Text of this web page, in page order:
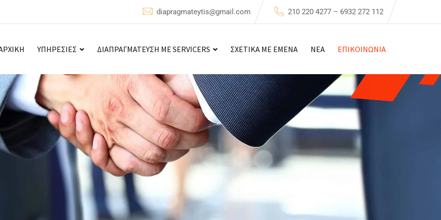
diapragmateytis@gmail.com 210 220 4277 – 6932 272 112
ΥΠΗΡΕΣΙΕΣ ΔΙΑΠΡΑΓΜΑΤΕΥΣΗ ΜΕ SERVICERS ΣΧΕΤΙΚΑ ΜΕ ΕΜΕΝΑ NEA ΕΠΙΚΟΙΝΩΝΙΑ